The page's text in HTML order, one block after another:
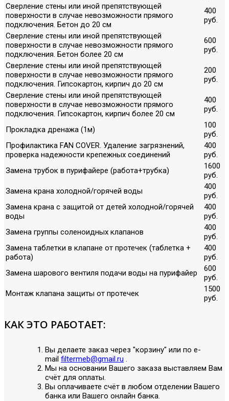
Сверление стены или иной препятствующей
поверхности в случае невозможности прямого
подключения. Бетон до 20 см
400
руб.
Сверление стены или иной препятствующей
поверхности в случае невозможности прямого
подключения. Бетон более 20 см
600
руб.
Сверление стены или иной препятствующей
поверхности в случае невозможности прямого
подключения. Гипсокартон, кирпич до 20 см
200
руб.
Сверление стены или иной препятствующей
поверхности в случае невозможности прямого
подключения. Гипсокартон, кирпич более 20 см
400
руб.
Прокладка дренажа (1м)
100
руб.
Профилактика FAN COVER. Удаление загрязнений,
проверка надежности крепежных соединений
400
руб.
Замена трубок в пурифайере (работа+трубка)
1600
руб.
Замена крана холодной/горячей воды
400
руб.
Замена крана с защитой от детей холодной/горячей
воды
400
руб.
Замена группы соленоидных клапанов
400
руб.
Замена таблетки в клапане от протечек (таблетка +
работа)
400
руб.
Замена шарового вентиля подачи воды на пурифайер
600
руб.
Монтаж клапана защиты от протечек
1500
руб.
КАК ЭТО РАБОТАЕТ:
Вы делаете заказ через "корзину" или по е-
mail filtermeb@gmail.ru .
Мы на основании Вашего заказа выставляем Вам
счёт для оплаты.
Вы оплачиваете счёт в любом отделении Вашего
банка или Вашего онлайн банка.